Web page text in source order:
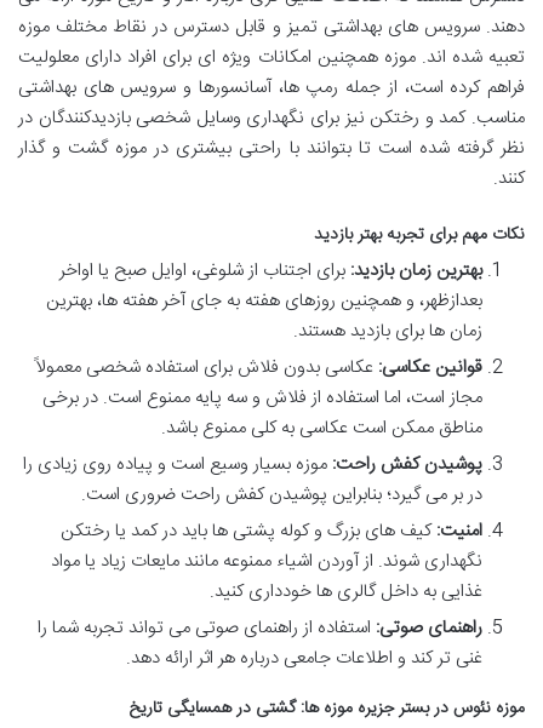
دهند. سرویس های بهداشتی تمیز و قابل دسترس در نقاط مختلف موزه
تعبیه شده اند. موزه همچنین امکانات ویژه ای برای افراد دارای معلولیت
فراهم کرده است، از جمله رمپ ها، آسانسورها و سرویس های بهداشتی
مناسب. کمد و رختکن نیز برای نگهداری وسایل شخصی بازدیدکنندگان در
نظر گرفته شده است تا بتوانند با راحتی بیشتری در موزه گشت و گذار
کنند.
نکات مهم برای تجربه بهتر بازدید
بهترین زمان بازدید: برای اجتناب از شلوغی، اوایل صبح یا اواخر
بعدازظهر، و همچنین روزهای هفته به جای آخر هفته ها، بهترین
زمان ها برای بازدید هستند.
قوانین عکاسی: عکاسی بدون فلاش برای استفاده شخصی معمولاً
مجاز است، اما استفاده از فلاش و سه پایه ممنوع است. در برخی
مناطق ممکن است عکاسی به کلی ممنوع باشد.
پوشیدن کفش راحت: موزه بسیار وسیع است و پیاده روی زیادی را
در بر می گیرد؛ بنابراین پوشیدن کفش راحت ضروری است.
امنیت:کیف های بزرگ و کوله پشتی ها باید در کمد یا رختکن
نگهداری شوند. از آوردن اشیاء ممنوعه مانند مایعات زیاد یا مواد
غذایی به داخل گالری ها خودداری کنید.
راهنمای صوتی: استفاده از راهنمای صوتی می تواند تجربه شما را
غنی تر کند و اطلاعات جامعی درباره هر اثر ارائه دهد.
موزه نئوس در بستر جزیره موزه ها: گشتی در همسایگی تاریخ